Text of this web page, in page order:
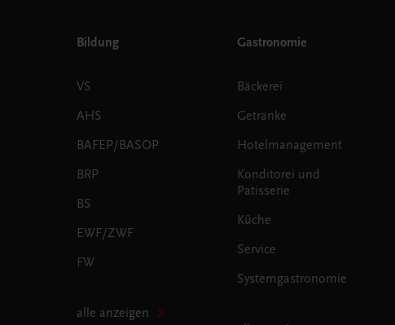
Bildung
VS
AHS
BAFEP/BASOP
BRP
BS
EWF/ZWF
FW
alle anzeigen
Gastronomie
Bäckerei
Getränke
Hotelmanagement
Konditorei und
Patisserie
Küche
Service
Systemgastronomie